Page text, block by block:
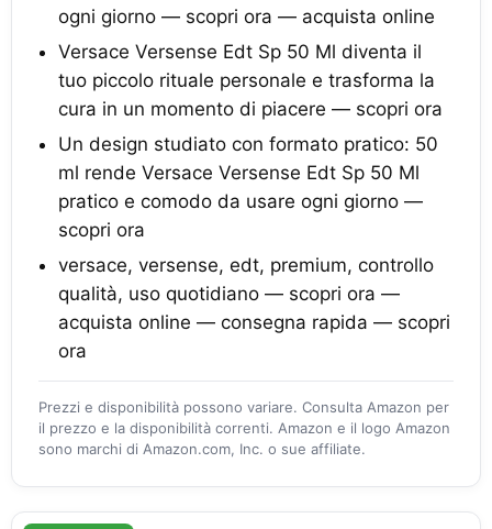
ogni giorno — scopri ora — acquista online
Versace Versense Edt Sp 50 Ml diventa il
tuo piccolo rituale personale e trasforma la
cura in un momento di piacere — scopri ora
Un design studiato con formato pratico: 50
ml rende Versace Versense Edt Sp 50 Ml
pratico e comodo da usare ogni giorno —
scopri ora
versace, versense, edt, premium, controllo
qualità, uso quotidiano — scopri ora —
acquista online — consegna rapida — scopri
ora
Prezzi e disponibilità possono variare. Consulta Amazon per
il prezzo e la disponibilità correnti. Amazon e il logo Amazon
sono marchi di Amazon.com, Inc. o sue affiliate.